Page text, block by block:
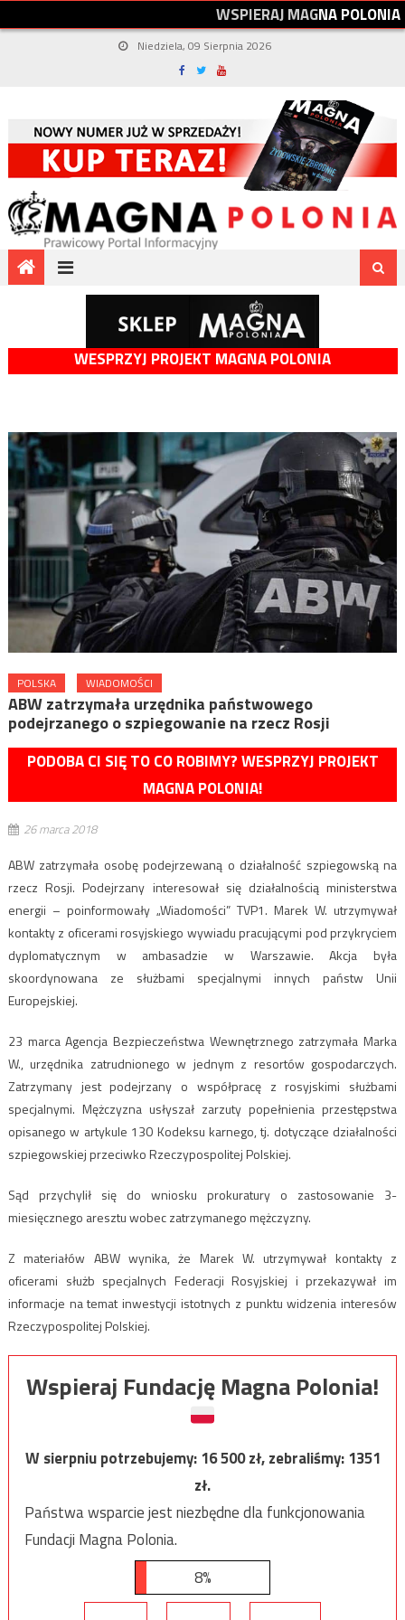
WSPIERAJMAGNAPOLONIA
Niedziela, 09 Sierpnia 2026
WESPRZYJ PROJEKT MAGNA POLONIA
POLSKA WIADOMOŚCI
ABW zatrzymała urzędnika państwowego
podejrzanego o szpiegowanie na rzecz Rosji
PODOBA CI SIĘ TO CO ROBIMY? WESPRZYJ PROJEKT
MAGNA POLONIA!
26 marca 2018
ABW zatrzymała osobę podejrzewaną o działalność szpiegowską na
rzecz Rosji. Podejrzany interesował się działalnością ministerstwa
energii – poinformowały „Wiadomości” TVP1. Marek W. utrzymywał
kontakty z oficerami rosyjskiego wywiadu pracującymi pod przykryciem
dyplomatycznym w ambasadzie w Warszawie. Akcja była
skoordynowana ze służbami specjalnymi innych państw Unii
Europejskiej.
23 marca Agencja Bezpieczeństwa Wewnętrznego zatrzymała Marka
W., urzędnika zatrudnionego w jednym z resortów gospodarczych.
Zatrzymany jest podejrzany o współpracę z rosyjskimi służbami
specjalnymi. Mężczyzna usłyszał zarzuty popełnienia przestępstwa
opisanego w artykule 130 Kodeksu karnego, tj. dotyczące działalności
szpiegowskiej przeciwko Rzeczypospolitej Polskiej.
Sąd przychylił się do wniosku prokuratury o zastosowanie 3-
miesięcznego aresztu wobec zatrzymanego mężczyzny.
Z materiałów ABW wynika, że Marek W. utrzymywał kontakty z
oficerami służb specjalnych Federacji Rosyjskiej i przekazywał im
informacje na temat inwestycji istotnych z punktu widzenia interesów
Rzeczypospolitej Polskiej.
Wspieraj Fundację Magna Polonia!
W sierpniu potrzebujemy:16 500zł, zebraliśmy:1351
zł.
Państwa wsparcie jest niezbędne dla funkcjonowania
Fundacji Magna Polonia.
8%